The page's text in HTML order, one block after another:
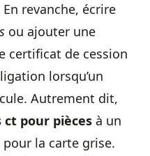
revanche, écrire
ou ajouter une
certificat de cession
lorsqu’un
Autrement dit,
pour pièces à un
la carte grise.